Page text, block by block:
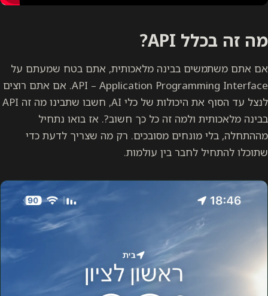
מה זה בכלל API?
אם אתם משתמשים בבינה מלאכותית, אתם בטח שמעתם על
API – Application Programming Interface. אם אתם רוצים
לנצל עד הסוף את היכולות של כלי AI, חשבו שתבינו מה זה API
בבינה מלאכותית ולמה זה כל כך חשוב?. אז בואו נתחיל
מההתחלה, בלי מונחים מסובכים. רק מה שצריך לדעת כדי
שתוכלו להתחיל לחבר בין עולמות.